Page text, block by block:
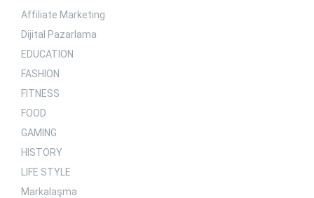
Affiliate Marketing
Dijital Pazarlama
EDUCATION
FASHION
FITNESS
FOOD
GAMING
HISTORY
LIFE STYLE
Markalaşma